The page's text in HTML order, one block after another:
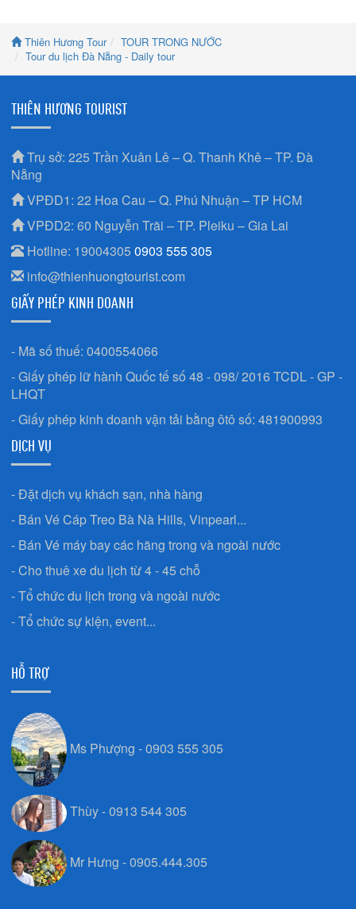
Thiên Hương Tour
TOUR TRONG NƯỚC
Tour du lịch Đà Nẵng - Daily tour
THIÊN HƯƠNG TOURIST
Trụ sở: 225 Trần Xuân Lê – Q. Thanh Khê – TP. Đà
Nẵng
VPĐD1: 22 Hoa Cau – Q. Phú Nhuận – TP HCM
VPĐD2: 60 Nguyễn Trãi – TP. Pleiku – Gia Lai
Hotline: 190043050903 555 305
info@thienhuongtourist.com
GIẤY PHÉP KINH DOANH
- Mã số thuế: 0400554066
- Giấy phép lữ hành Quốc tế số 48 - 098/ 2016 TCDL - GP -
LHQT
- Giấy phép kinh doanh vận tải bằng ôtô số: 481900993
DỊCH VỤ
- Đặt dịch vụ khách sạn, nhà hàng
- Bán Vé Cáp Treo Bà Nà Hills, Vinpearl...
- Bán Vé máy bay các hãng trong và ngoài nước
- Cho thuê xe du lịch từ 4 - 45 chỗ
- Tổ chức du lịch trong và ngoài nước
- Tổ chức sự kiện, event...
HỖ TRỢ
Ms Phượng - 0903 555 305
Thùy - 0913 544 305
Mr Hưng - 0905.444.305